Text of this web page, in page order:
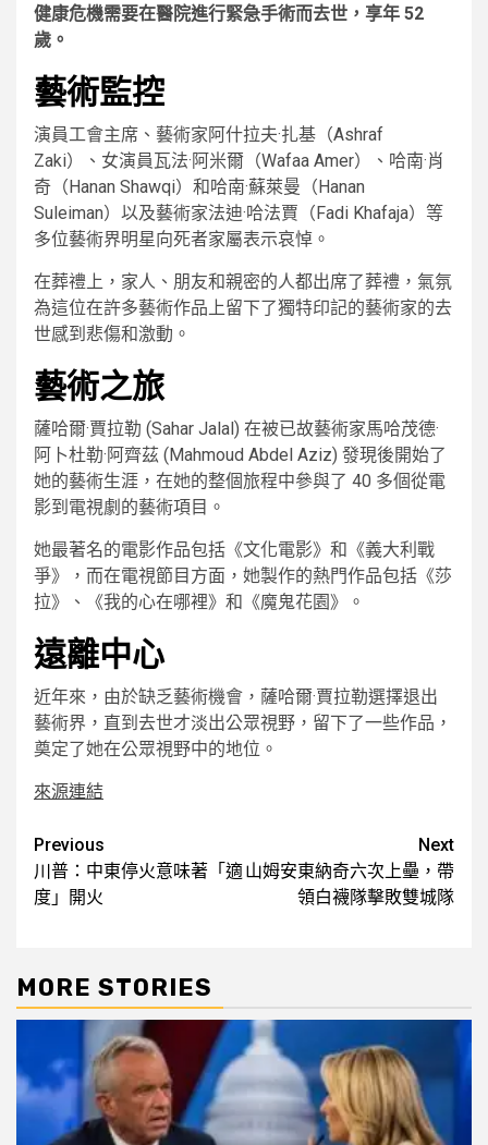
健康危機需要在醫院進行緊急手術而去世，享年 52
歲。
藝術監控
演員工會主席、藝術家阿什拉夫·扎基（Ashraf
Zaki）、女演員瓦法·阿米爾（Wafaa Amer）、哈南·肖
奇（Hanan Shawqi）和哈南·蘇萊曼（Hanan
Suleiman）以及藝術家法迪·哈法賈（Fadi Khafaja）等
多位藝術界明星向死者家屬表示哀悼。
在葬禮上，家人、朋友和親密的人都出席了葬禮，氣氛
為這位在許多藝術作品上留下了獨特印記的藝術家的去
世感到悲傷和激動。
藝術之旅
薩哈爾·賈拉勒 (Sahar Jalal) 在被已故藝術家馬哈茂德·
阿卜杜勒·阿齊茲 (Mahmoud Abdel Aziz) 發現後開始了
她的藝術生涯，在她的整個旅程中參與了 40 多個從電
影到電視劇的藝術項目。
她最著名的電影作品包括《文化電影》和《義大利戰
爭》，而在電視節目方面，她製作的熱門作品包括《莎
拉》、《我的心在哪裡》和《魔鬼花園》。
遠離中心
近年來，由於缺乏藝術機會，薩哈爾·賈拉勒選擇退出
藝術界，直到去世才淡出公眾視野，留下了一些作品，
奠定了她在公眾視野中的地位。
來源連結
Post
navigation
Previous
川普：中東停火意味著「適
度」開火
Next
山姆安東納奇六次上壘，帶
領白襪隊擊敗雙城隊
MORE STORIES